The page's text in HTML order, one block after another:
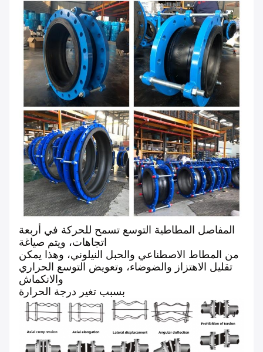
المفاصل المطاطية التوسع تسمح للحركة في أربعة
اتجاهات، ويتم صياغة
من المطاط الاصطناعي والحبل النيلوني، وهذا يمكن
تقليل الاهتزاز والضوضاء، وتعويض التوسع الحراري
والانكماش
بسبب تغير درجة الحرارة